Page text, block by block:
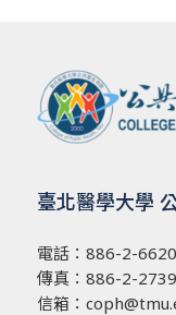
臺北醫學大學
電話： 886-2-
傳真：886-2-
信箱：